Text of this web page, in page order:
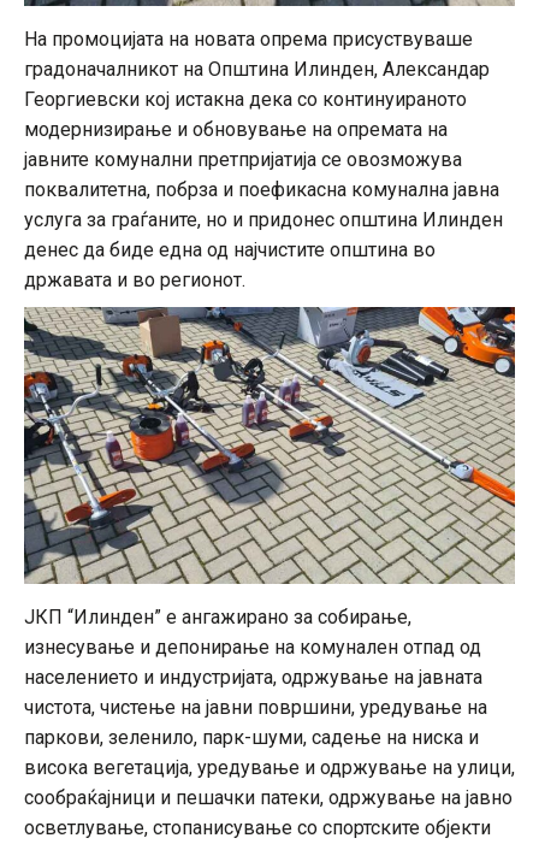
На промоцијата на новата опрема присуствуваше
градоначалникот на Општина Илинден, Александар
Георгиевски кој истакна дека со континуираното
модернизирање и обновување на опремата на
јавните комунални претпријатија се овозможува
поквалитетна, побрза и поефикасна комунална јавна
услуга за граѓаните, но и придонес општина Илинден
денес да биде една од најчистите општина во
државата и во регионот.
ЈКП “Илинден” е ангажирано за собирање,
изнесување и депонирање на комунален отпад од
населението и индустријата, одржување на јавната
чистота, чистење на јавни површини, уредување на
паркови, зеленило, парк-шуми, садење на ниска и
висока вегетација, уредување и одржување на улици,
сообраќајници и пешачки патеки, одржување на јавно
осветлување, стопанисување со спортските објекти